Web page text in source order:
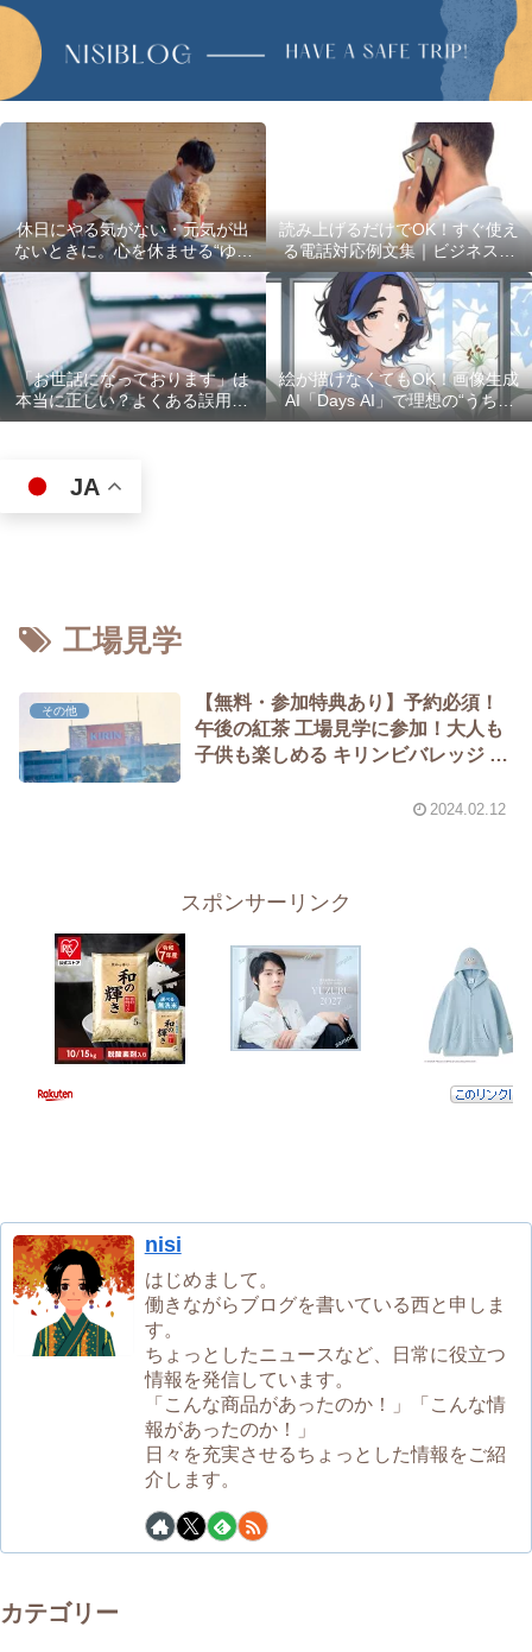
休日にやる気がない・元気が出
ないときに。心を休ませる“ゆる
い過ごし方”5選
読み上げるだけでOK！すぐ使え
る電話対応例文集｜ビジネスで
使える最初の言葉・最後の言葉
も完全網羅
「お世話になっております」は
本当に正しい？よくある誤用10
選
絵が描けなくてもOK！画像生成
AI「Days AI」で理想の“うちの
子”キャラクターを作ってみた体
JA
工場見学
その他
【無料・参加特典あり】予約必須！
午後の紅茶 工場見学に参加！大人も
子供も楽しめる キリンビバレッジ 滋
2024.02.12
スポンサーリンク
nisi
はじめまして。
働きながらブログを書いている西と申しま
す。
ちょっとしたニュースなど、日常に役立つ
情報を発信しています。
「こんな商品があったのか！」「こんな情
報があったのか！」
日々を充実させるちょっとした情報をご紹
介します。
カテゴリー